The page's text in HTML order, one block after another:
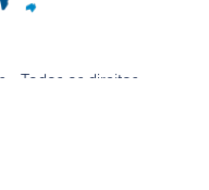
- Todos os direitos